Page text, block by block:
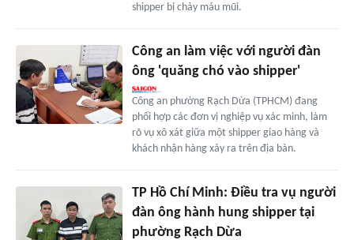
shipper bị chảy máu mũi.
Công an làm việc với người đàn
ông 'quăng chó vào shipper'
Công an phường Rạch Dừa (TPHCM) đang
phối hợp các đơn vị nghiệp vụ xác minh, làm
rõ vụ xô xát giữa một shipper giao hàng và
khách nhận hàng xảy ra trên địa bàn.
TP Hồ Chí Minh: Điều tra vụ người
đàn ông hành hung shipper tại
phường Rạch Dừa